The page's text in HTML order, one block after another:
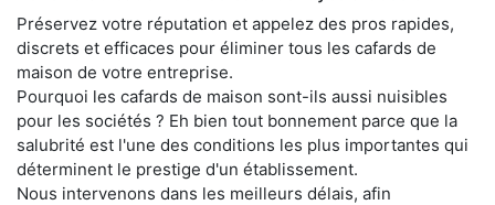
Préservez votre réputation et appelez des pros rapides,
discrets et efficaces pour éliminer tous les cafards de
maison de votre entreprise.
Pourquoi les cafards de maison sont-ils aussi nuisibles
pour les sociétés ? Eh bien tout bonnement parce que la
salubrité est l'une des conditions les plus importantes qui
déterminent le prestige d'un établissement.
Nous intervenons dans les meilleurs délais, afin